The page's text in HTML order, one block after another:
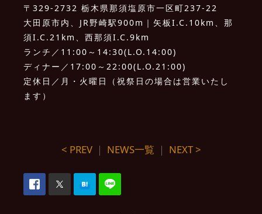
〒329-2732 栃木県那須塩原市一区町237-22
大田原市内、JR野崎駅900m｜矢板I.C.10km、那
須I.C.21km、西那須I.C.9km
ランチ／11:00～14:30(L.O.14:00)
ディナー／17:00～22:00(L.O.21:00)
定休日／月・火曜日（祝祭日の場合は営業いたし
ます）
< PREV｜ NEWS一覧 ｜ NEXT >